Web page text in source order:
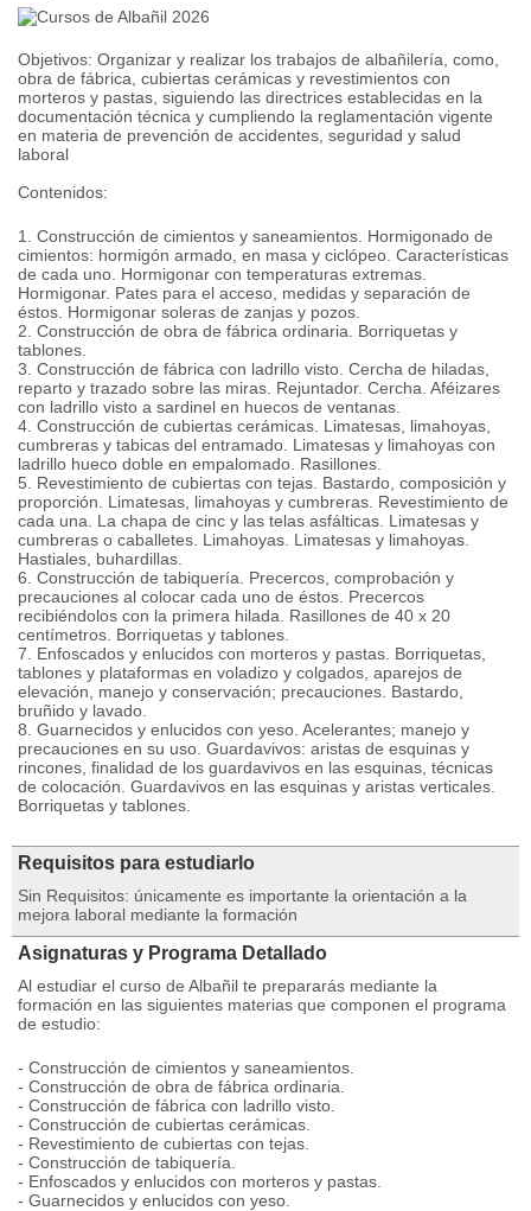
Objetivos: Organizar y realizar los trabajos de albañilería, como,
obra de fábrica, cubiertas cerámicas y revestimientos con
morteros y pastas, siguiendo las directrices establecidas en la
documentación técnica y cumpliendo la reglamentación vigente
en materia de prevención de accidentes, seguridad y salud
laboral
Contenidos:
1. Construcción de cimientos y saneamientos. Hormigonado de
cimientos: hormigón armado, en masa y ciclópeo. Características
de cada uno. Hormigonar con temperaturas extremas.
Hormigonar. Pates para el acceso, medidas y separación de
éstos. Hormigonar soleras de zanjas y pozos.
2. Construcción de obra de fábrica ordinaria. Borriquetas y
tablones.
3. Construcción de fábrica con ladrillo visto. Cercha de hiladas,
reparto y trazado sobre las miras. Rejuntador. Cercha. Aféizares
con ladrillo visto a sardinel en huecos de ventanas.
4. Construcción de cubiertas cerámicas. Limatesas, limahoyas,
cumbreras y tabicas del entramado. Limatesas y limahoyas con
ladrillo hueco doble en empalomado. Rasillones.
5. Revestimiento de cubiertas con tejas. Bastardo, composición y
proporción. Limatesas, limahoyas y cumbreras. Revestimiento de
cada una. La chapa de cinc y las telas asfálticas. Limatesas y
cumbreras o caballetes. Limahoyas. Limatesas y limahoyas.
Hastiales, buhardillas.
6. Construcción de tabiquería. Precercos, comprobación y
precauciones al colocar cada uno de éstos. Precercos
recibiéndolos con la primera hilada. Rasillones de 40 x 20
centímetros. Borriquetas y tablones.
7. Enfoscados y enlucidos con morteros y pastas. Borriquetas,
tablones y plataformas en voladizo y colgados, aparejos de
elevación, manejo y conservación; precauciones. Bastardo,
bruñido y lavado.
8. Guarnecidos y enlucidos con yeso. Acelerantes; manejo y
precauciones en su uso. Guardavivos: aristas de esquinas y
rincones, finalidad de los guardavivos en las esquinas, técnicas
de colocación. Guardavivos en las esquinas y aristas verticales.
Borriquetas y tablones.
Requisitos para estudiarlo
Sin Requisitos: únicamente es importante la orientación a la
mejora laboral mediante la formación
Asignaturas y Programa Detallado
Al estudiar el curso de Albañil te prepararás mediante la
formación en las siguientes materias que componen el programa
de estudio:
- Construcción de cimientos y saneamientos.
- Construcción de obra de fábrica ordinaria.
- Construcción de fábrica con ladrillo visto.
- Construcción de cubiertas cerámicas.
- Revestimiento de cubiertas con tejas.
- Construcción de tabiquería.
- Enfoscados y enlucidos con morteros y pastas.
- Guarnecidos y enlucidos con yeso.